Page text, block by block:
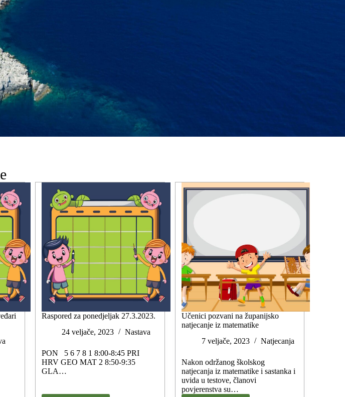
Raspored za ponedjeljak 27.3.2023.
24 veljače, 2023
Nastava
PON 5 6 7 8 1 8:00-8:45 PRI
HRV GEO MAT 2 8:50-9:35
GLA…
Učenici pozvani na županijsko
natjecanje iz matematike
7 veljače, 2023
Natjecanja
Nakon održanog školskog
natjecanja iz matematike i sastanka i
uvida u testove, članovi
povjerenstva su…